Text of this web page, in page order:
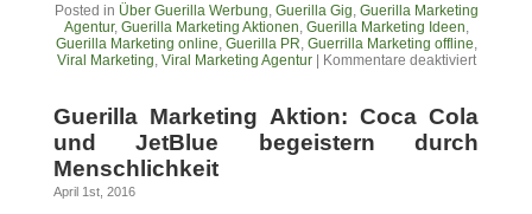
Posted in Über Guerilla Werbung, Guerilla Gig, Guerilla Marketing
Agentur, Guerilla Marketing Aktionen, Guerilla Marketing Ideen,
Guerilla Marketing online, Guerilla PR, Guerrilla Marketing offline,
Viral Marketing, Viral Marketing Agentur| Kommentare deaktiviert
Guerilla Marketing Aktion: Coca Cola
und JetBlue begeistern durch
Menschlichkeit
April 1st, 2016